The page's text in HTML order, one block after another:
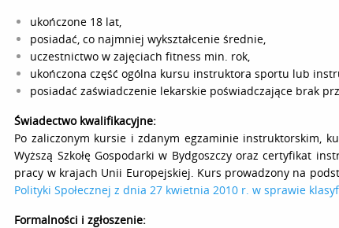
ukończone 18 lat,
posiadać, co najmniej wykształcenie średnie,
uczestnictwo w zajęciach fitness min. rok,
ukończona część ogólna kursu instruktora sportu lub
posiadać zaświadczenie lekarskie poświadczające brak
Świadectwo kwalifikacyjne:
Po zaliczonym kursie i zdanym egzaminie instruktorskim,
Wyższą Szkołę Gospodarki w Bydgoszczy oraz certyfikat
pracy w krajach Unii Europejskiej. Kurs prowadzony na
Polityki Społecznej z dnia 27 kwietnia 2010 r. w sprawie
Formalności i zgłoszenie: